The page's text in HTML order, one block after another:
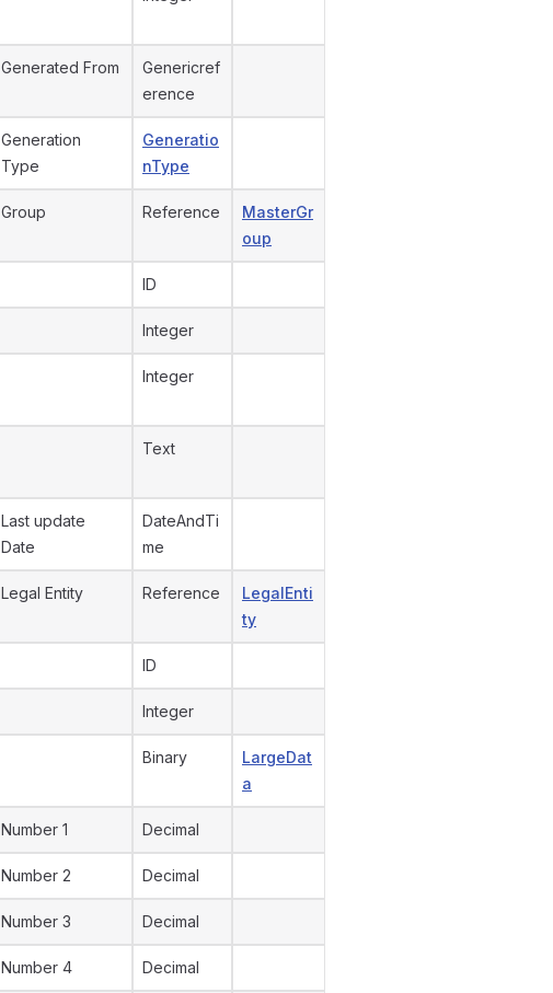
Generated From
Genericref
erence
Generation
Type
Generatio
nType
Group Reference
MasterGr
oup
ID
Integer
Integer
Text
Last update
Date
DateAndTi
me
Legal Entity Reference
LegalEnti
ty
ID
Integer
Binary
LargeDat
a
Number 1 Decimal
Number 2 Decimal
Number 3 Decimal
Number 4 Decimal